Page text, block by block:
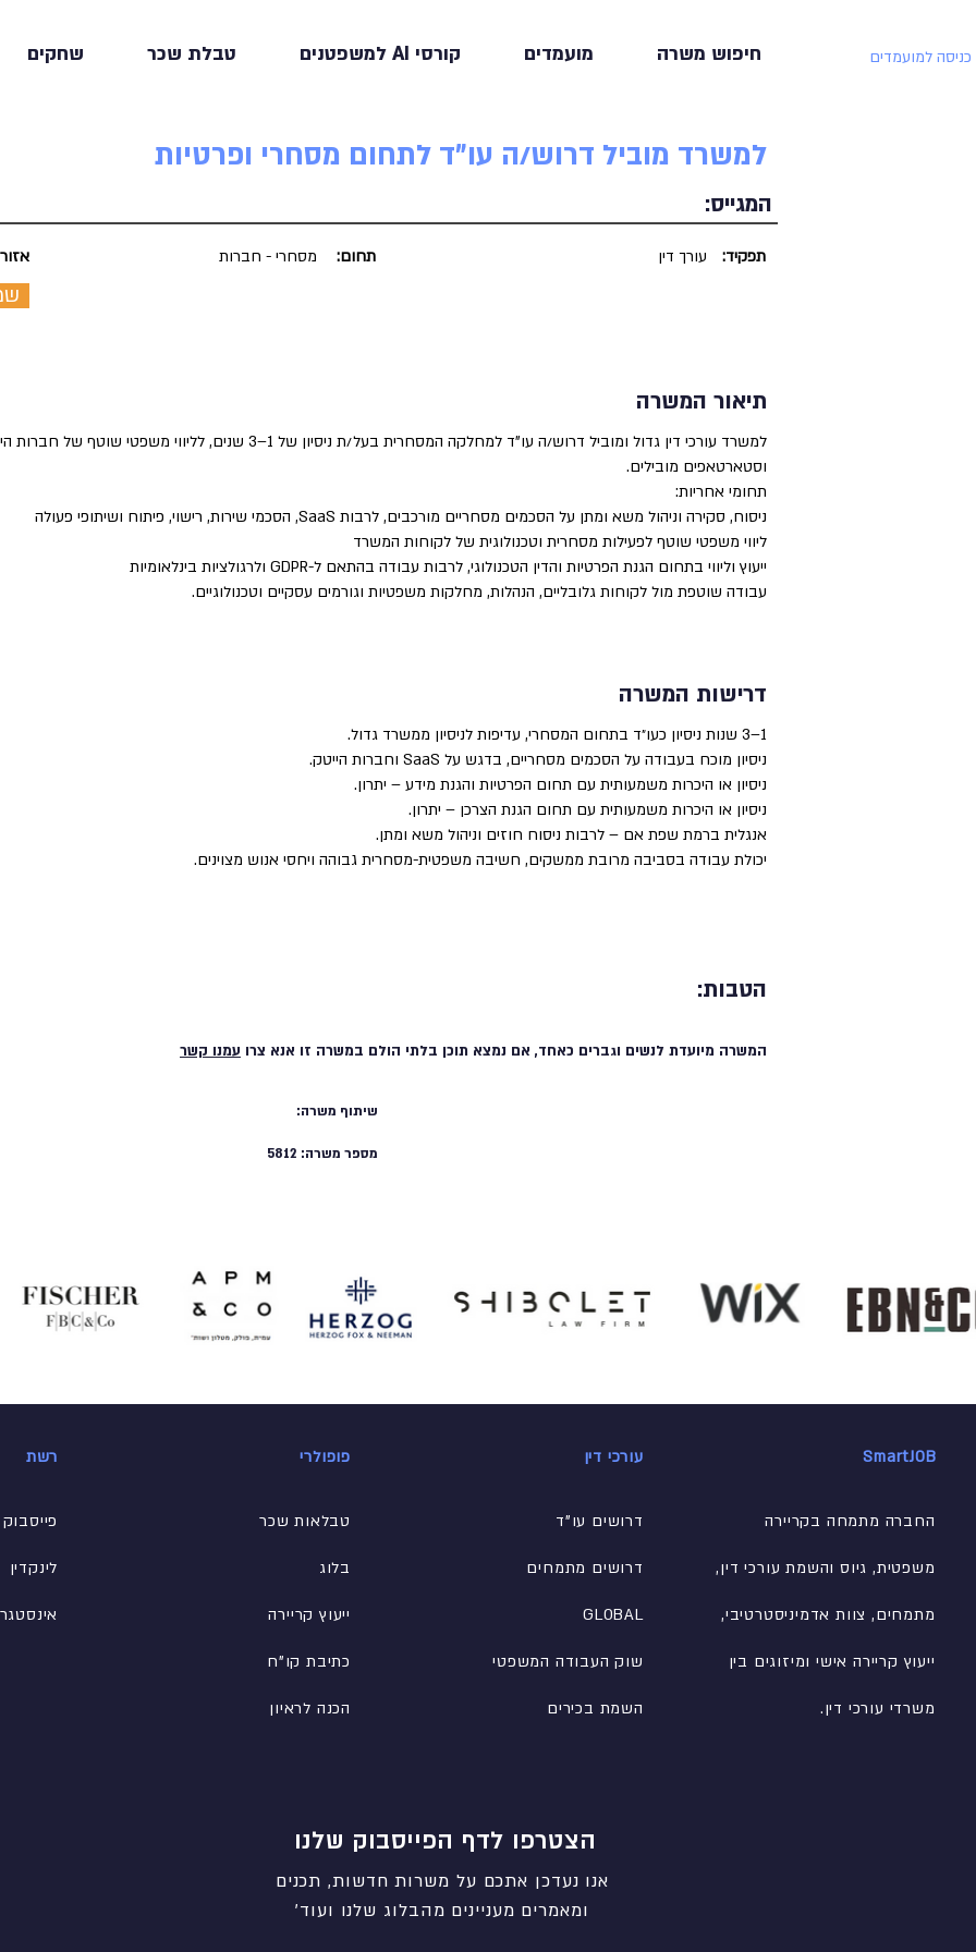
חיפוש משרה מועמדים קורסי AI למשפטנים טבלת שכר שחקים כניסה למועמדים
למשרד מוביל דרוש/ה עו"ד לתחום מסחרי ופרטיות
המגייס:
מסחרי - חברות תחום: עורך דין תפקיד:
תיאור המשרה
למשרד עורכי דין גדול ומוביל דרוש/ה עו"ד למחלקה המסחרית בעל/ת ניסיון של 1–3 שנים,
וסטארטאפים מובילים.
תחומי אחריות:
ניסוח, סקירה וניהול משא ומתן על הסכמים מסחריים מורכבים, לרבות SaaS, הסכמי שירות, רישוי, פיתוח ושיתופי פעולה
ליווי משפטי שוטף לפעילות מסחרית וטכנולוגית של לקוחות המשרד
ייעוץ וליווי בתחום הגנת הפרטיות והדין הטכנולוגי, לרבות עבודה בהתאם ל-GDPR ולרגולציות בינלאומיות
עבודה שוטפת מול לקוחות גלובליים, הנהלות, מחלקות משפטיות וגורמים עסקיים וטכנולוגיים.
דרישות המשרה
1–3 שנות ניסיון כעו״ד בתחום המסחרי, עדיפות לניסיון ממשרד גדול.
ניסיון מוכח בעבודה על הסכמים מסחריים, בדגש על SaaS וחברות הייטק.
ניסיון או היכרות משמעותית עם תחום הפרטיות והגנת מידע – יתרון.
ניסיון או היכרות משמעותית עם תחום הגנת הצרכן – יתרון.
אנגלית ברמת שפת אם – לרבות ניסוח חוזים וניהול משא ומתן.
יכולת עבודה בסביבה מרובת ממשקים, חשיבה משפטית-מסחרית גבוהה ויחסי אנוש מצוינים.
הטבות:
המשרה מיועדת לנשים וגברים כאחד, אם נמצא תוכן בלתי הולם במשרה זו אנא צרו עמנו קשר
שיתוף משרה:
5812 מספר משרה:
רשת
פייסבוק
לינקדין
פופולרי
טבלאות שכר
בלוג
ייעוץ קריירה
כתיבת קו"ח
הכנה לראיון
עורכי דין
דרושים עו"ד
דרושים מתמחים
GLOBAL
שוק העבודה המשפטי
השמת בכירים
SmartJOB
החברה מתמחה בקריירה
משפטית, גיוס והשמת עורכי דין,
מתמחים, צוות אדמיניסטרטיבי,
ייעוץ קריירה אישי ומיזוגים בין
משרדי עורכי דין.
הצטרפו לדף הפייסבוק שלנו
אנו נעדכן אתכם על משרות חדשות, תכנים
ומאמרים מעניינים מהבלוג שלנו ועוד'